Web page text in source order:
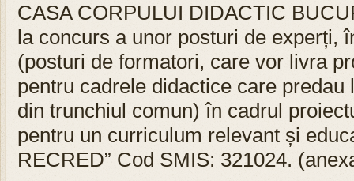
CASA CORPULUI DIDACTIC
la concurs a unor posturi de experți,
(posturi de formatori, care vor livra
pentru cadrele didactice care
din trunchiul comun) în cadrul
pentru un curriculum relevant și
RECRED” Cod SMIS: 321024.